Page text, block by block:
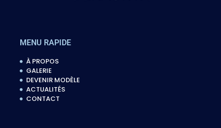
MENU RAPIDE
À PROPOS
GALERIE
DEVENIR MODÈLE
ACTUALITÉS
CONTACT